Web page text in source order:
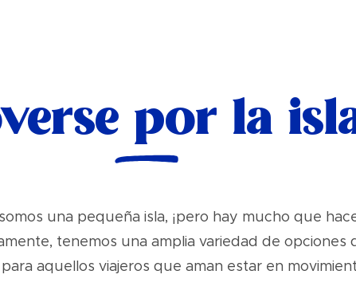
por la
una pequeña isla, ¡pero hay mucho que
tenemos una amplia variedad de opciones
aquellos viajeros que aman estar en